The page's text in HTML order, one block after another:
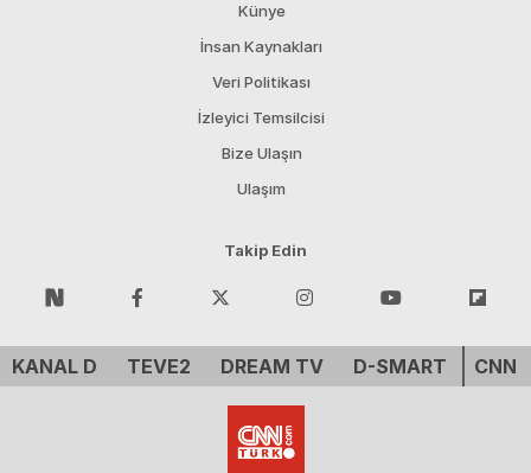
Künye
İnsan Kaynakları
Veri Politikası
İzleyici Temsilcisi
Bize Ulaşın
Ulaşım
Takip Edin
KANAL D TEVE2 DREAM TV D-SMART CNN